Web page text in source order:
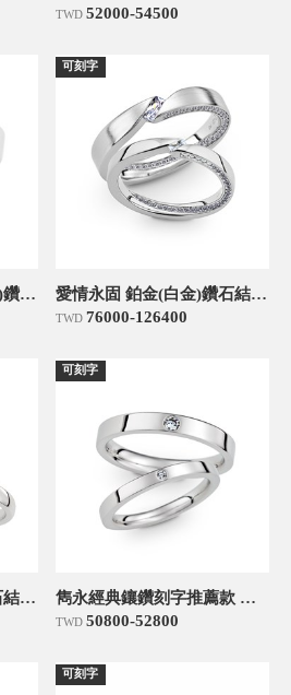
TWD 52000-54500
幸福一生一世 鉑金(白金)鑽石結婚對戒
可刻字
愛情永固 鉑金(白金)鑽石結婚對戒
TWD 76000-126400
幸福見證 鉑金(白金)鑽石結婚對戒
可刻字
雋永經典鑲鑽刻字推薦款 鉑金(白金)鑽石結婚對戒
TWD 50800-52800
可刻字